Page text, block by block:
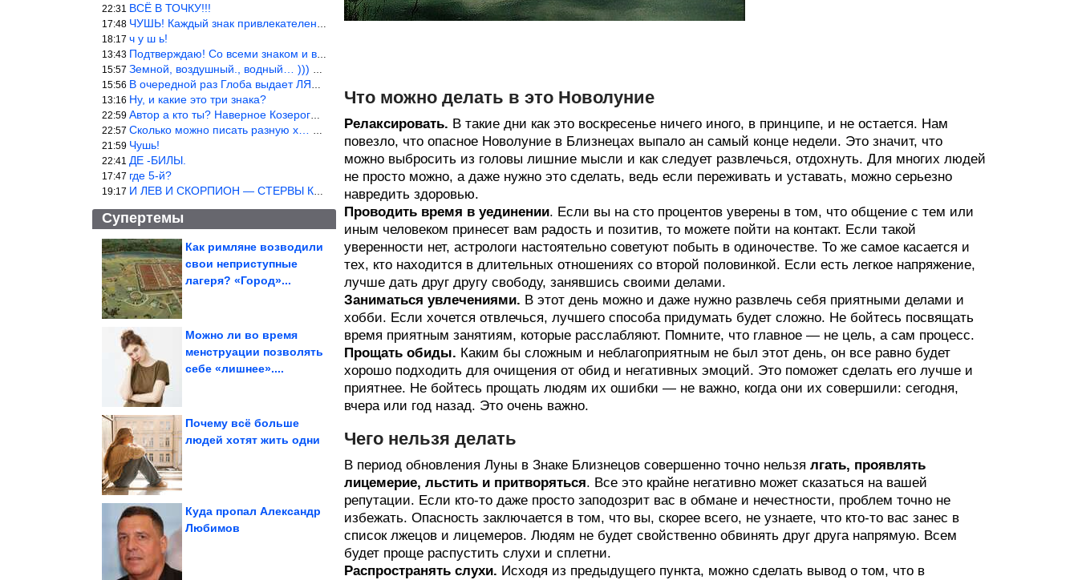
22:31 ВСЁ В ТОЧКУ!!!
17:48 ЧУШЬ! Каждый знак привлекателен! И среди Весов, Близнецов встреч
18:17 ч у ш ь!
13:43 Подтверждаю! Со всеми знаком и все одиноки и Я )))
15:57 Земной, воздушный., водный… ))) выбери сам трех из 9 )))
15:56 В очередной раз Глоба выдает ЛЯП! А корректоры, редакторы пропус
13:16 Ну, и какие это три знака?
22:59 Автор а кто ты? Наверное Козерог… Рога жена Рыба наставила ))
22:57 Сколько можно писать разную х… йню? Автор что то обкурился?
21:59 Чушь!
22:41 ДЕ -БИЛЫ.
17:47 где 5-й?
19:17 И ЛЕВ И СКОРПИОН — СТЕРВЫ КАКИХ ЕЩЕ ПОИСКАТЬ НАДО
Супертемы
Каких по запаху людей
виды комаров
Как римляне возводили
свои неприступные
лагеря? «Город»...
Можно ли во время
менструации позволять
себе «лишнее»....
Почему всё больше
людей хотят жить одни
Куда пропал Александр
Любимов
Что можно делать в это Новолуние
Релаксировать. В такие дни как это воскресенье ничего иного, в принципе, и не остается. Нам
повезло, что опасное Новолуние в Близнецах выпало ан самый конце недели. Это значит, что
можно выбросить из головы лишние мысли и как следует развлечься, отдохнуть. Для многих людей
не просто можно, а даже нужно это сделать, ведь если переживать и уставать, можно серьезно
навредить здоровью.
Проводить время в уединении. Если вы на сто процентов уверены в том, что общение с тем или
иным человеком принесет вам радость и позитив, то можете пойти на контакт. Если такой
уверенности нет, астрологи настоятельно советуют побыть в одиночестве. То же самое касается и
тех, кто находится в длительных отношениях со второй половинкой. Если есть легкое напряжение,
лучше дать друг другу свободу, занявшись своими делами.
Заниматься увлечениями. В этот день можно и даже нужно развлечь себя приятными делами и
хобби. Если хочется отвлечься, лучшего способа придумать будет сложно. Не бойтесь посвящать
время приятным занятиям, которые расслабляют. Помните, что главное — не цель, а сам процесс.
Прощать обиды. Каким бы сложным и неблагоприятным не был этот день, он все равно будет
хорошо подходить для очищения от обид и негативных эмоций. Это поможет сделать его лучше и
приятнее. Не бойтесь прощать людям их ошибки — не важно, когда они их совершили: сегодня,
вчера или год назад. Это очень важно.
Чего нельзя делать
В период обновления Луны в Знаке Близнецов совершенно точно нельзя лгать, проявлять
лицемерие, льстить и притворяться. Все это крайне негативно может сказаться на вашей
репутации. Если кто-то даже просто заподозрит вас в обмане и нечестности, проблем точно не
избежать. Опасность заключается в том, что вы, скорее всего, не узнаете, что кто-то вас занес в
список лжецов и лицемеров. Людям не будет свойственно обвинять друг друга напрямую. Всем
будет проще распустить слухи и сплетни.
Распространять слухи. Исходя из предыдущего пункта, можно сделать вывод о том, что в